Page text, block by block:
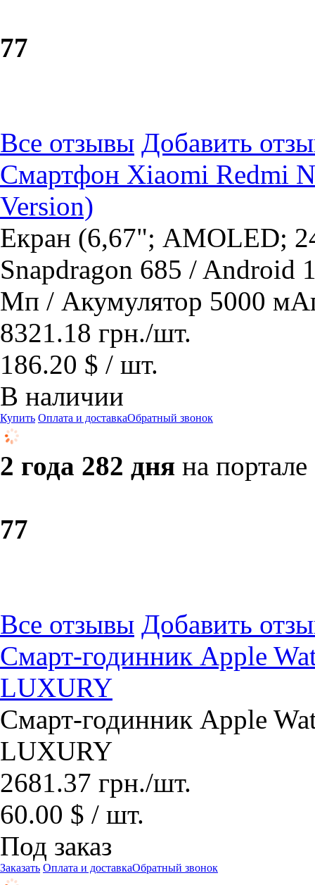
77
Все отзывы Добавить
Смартфон Xiaomi Redmi
Version)
Екран (6,67"; AMOLED;
Snapdragon 685 /
Мп / Акумулятор 5000
8321.18 грн./шт.
186.20 $ / шт.
В наличии
Купить Оплата и доставкаОбратный звонок
2 года 282 дня на портале
77
Все отзывы Добавить
Смарт-годинник Apple
LUXURY
Смарт-годинник Apple
LUXURY
2681.37 грн./шт.
60.00 $ / шт.
Под заказ
Заказать Оплата и доставкаОбратный звонок